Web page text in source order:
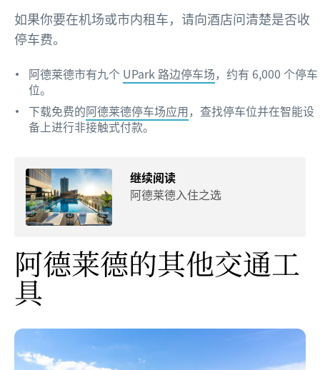
如果你要在机场或市内租车，请向酒店问清楚是否收
停车费。
阿德莱德市有九个 UPark 路边停车场，约有 6,000 个停车
位。
下载免费的阿德莱德停车场应用 ，查找停车位并在智能设
备上进行非接触式付款。
继续阅读
阿德莱德入住之选
阿德莱德的其他交通工
具